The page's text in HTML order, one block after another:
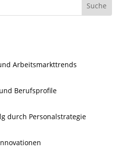
Arbeitsmarkttrends
Berufsprofile
durch Personalstrategie